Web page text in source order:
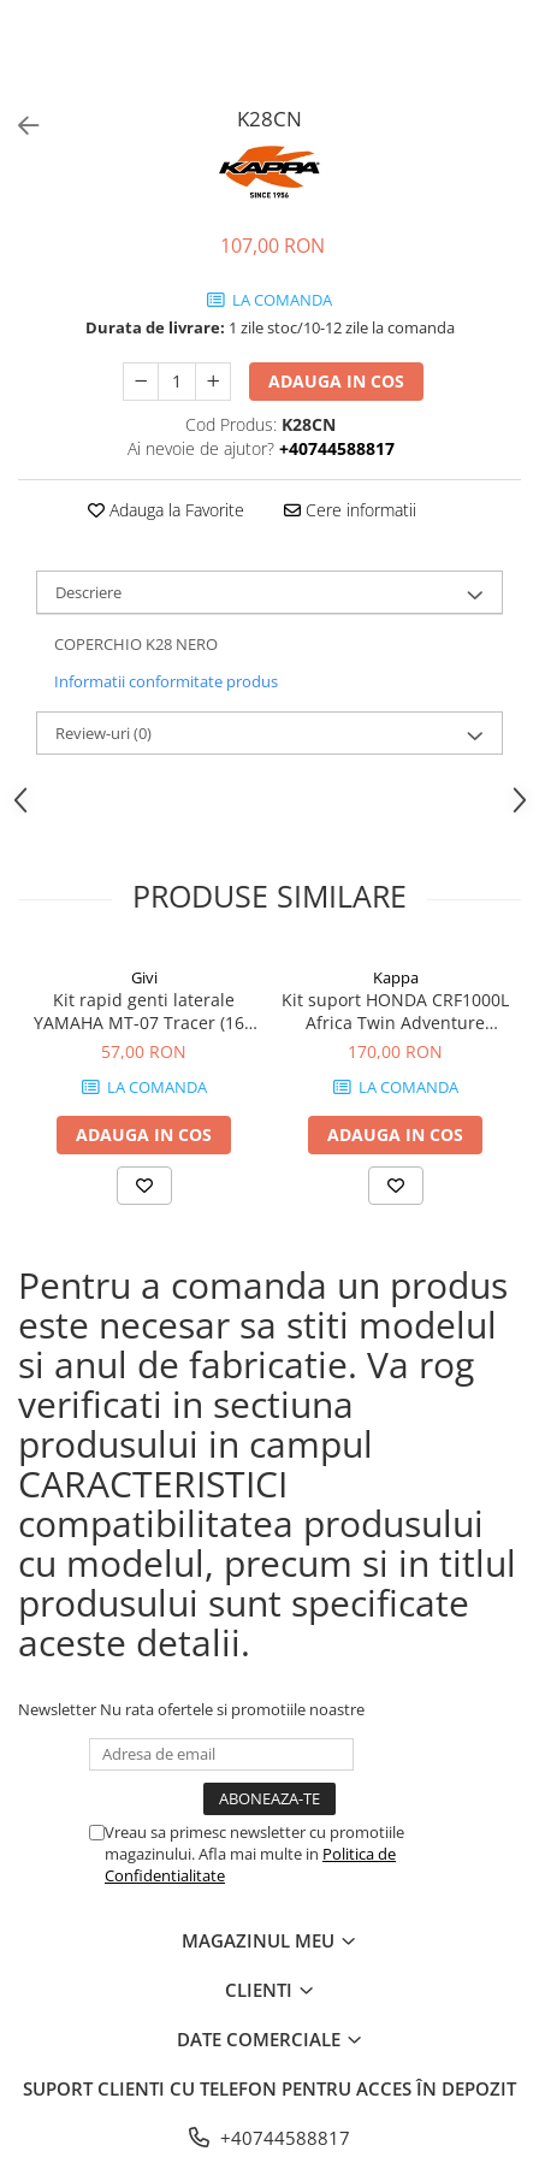
K28CN
107,00 RON
LA COMANDA
Durata de livrare: 1 zile stoc/10-12 zile la comanda
ADAUGA IN COS
Cod Produs: K28CN
Ai nevoie de ajutor? +40744588817
Adauga la Favorite Cere informatii
Descriere
COPERCHIO K28 NERO
Informatii conformitate produs
Review-uri(0)
PRODUSE SIMILARE
Givi
Kit rapid genti laterale
YAMAHA MT-07 Tracer (16 -
19)
57,00 RON
LA COMANDA
ADAUGA IN COS
Kappa
Kit suport HONDA CRF1000L
Africa Twin Adventure
Sports (18 - 19) CRF1000L
170,00 RON
LA COMANDA
ADAUGA IN COS
Pentru a comanda un produs
este necesar sa stiti modelul
si anul de fabricatie. Va rog
verificati in sectiuna
produsului in campul
CARACTERISTICI
compatibilitatea produsului
cu modelul, precum si in titlul
produsului sunt specificate
aceste detalii.
Newsletter Nu rata ofertele si promotiile noastre
Vreau sa primesc newsletter cu promotiile
magazinului. Afla mai multe in Politica de
Confidentialitate
MAGAZINUL MEU
CLIENTI
DATE COMERCIALE
SUPORT CLIENTI CU TELEFON PENTRU ACCES ÎN DEPOZIT
+40744588817